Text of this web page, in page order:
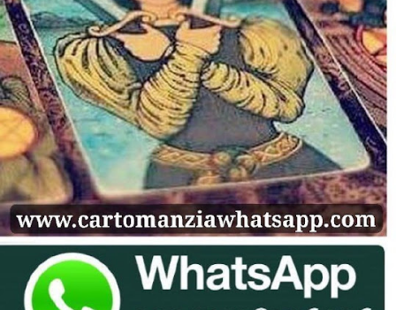
con un grammo di eroina Arctic Wolf pura al 70 per cento (65
euro, ma per i più esigenti c’...